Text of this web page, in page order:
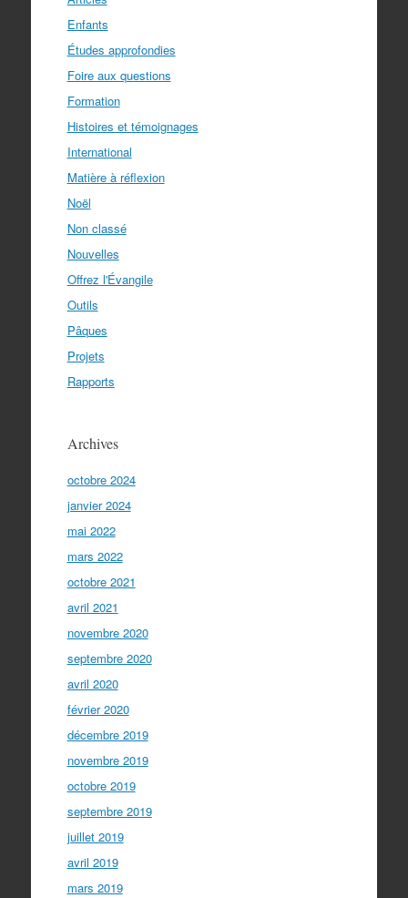
Enfants
Études approfondies
Foire aux questions
Formation
Histoires et témoignages
International
Matière à réflexion
Noël
Non classé
Nouvelles
Offrez l'Évangile
Outils
Pâques
Projets
Rapports
Archives
octobre 2024
janvier 2024
mai 2022
mars 2022
octobre 2021
avril 2021
novembre 2020
septembre 2020
avril 2020
février 2020
décembre 2019
novembre 2019
octobre 2019
septembre 2019
juillet 2019
avril 2019
mars 2019